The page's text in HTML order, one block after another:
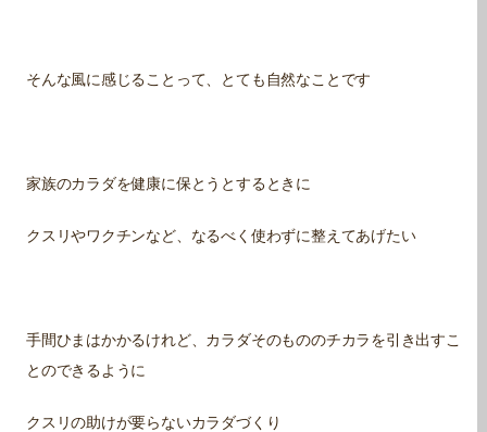
そんな風に感じることって、とても自然なことです
家族のカラダを健康に保とうとするときに
クスリやワクチンなど、なるべく使わずに整えてあげたい
手間ひまはかかるけれど、カラダそのもののチカラを引き出すこ
とのできるように
クスリの助けが要らないカラダづくり